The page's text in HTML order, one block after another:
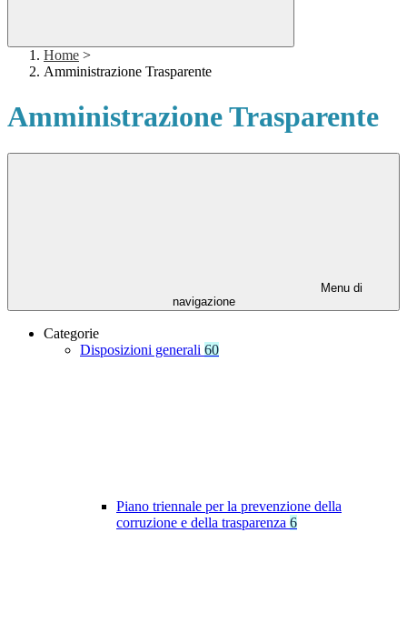
Home >
Amministrazione Trasparente
Amministrazione Trasparente
Menu di
navigazione
Categorie
Disposizioni generali 60
Piano triennale per la prevenzione della
corruzione e della trasparenza 6